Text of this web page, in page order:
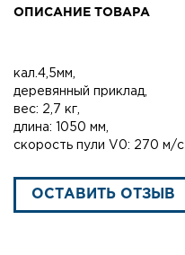
ОПИСАНИЕ ТОВАРА
кал.4,5мм,
деревянный приклад,
вес: 2,7 кг,
длина: 1050 мм,
скорость пули V0: 270 м/с
ОСТАВИТЬ ОТЗЫВ